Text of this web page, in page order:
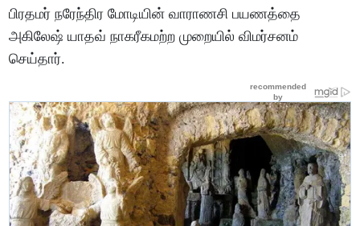
பிரதமர் நரேந்திர மோடியின் வாராணசி பயணத்தை
அகிலேஷ் யாதவ் நாகரீகமற்ற முறையில் விமர்சனம்
செய்தார்.